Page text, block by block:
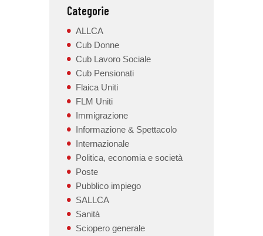
Categorie
ALLCA
Cub Donne
Cub Lavoro Sociale
Cub Pensionati
Flaica Uniti
FLM Uniti
Immigrazione
Informazione & Spettacolo
Internazionale
Politica, economia e società
Poste
Pubblico impiego
SALLCA
Sanità
Sciopero generale